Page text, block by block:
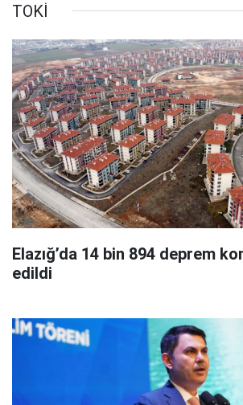
TOKİ
Elazığ’da 14 bin 894 deprem
edildi